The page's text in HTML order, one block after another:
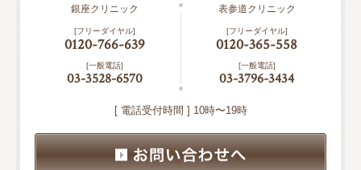
銀座クリニック
[フリーダイヤル]
0120-766-639
[一般電話]
03-3528-6570
表参道クリニック
[フリーダイヤル]
0120-365-558
[一般電話]
03-3796-3434
[ 電話受付時間 ] 10時〜19時